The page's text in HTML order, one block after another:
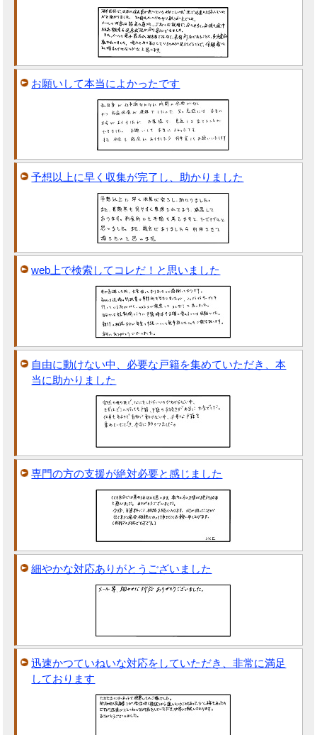
お願いして本当によかったです
予想以上に早く収集が完了し、助かりました
web上で検索してコレだ！と思いました
自由に動けない中、必要な戸籍を集めていただき、本
当に助かりました
専門の方の支援が絶対必要と感じました
細やかな対応ありがとうございました
迅速かつていねいな対応をしていただき、非常に満足
しております